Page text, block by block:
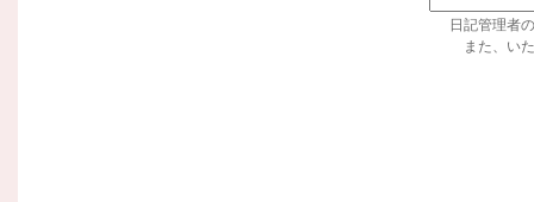
日記管理者
また、い